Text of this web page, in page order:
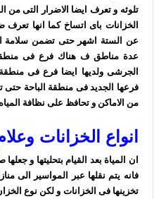
تلوثه و تعرف ايضا الاضرار التى من
الخزانات باى اتساخ كما انها
عن الستة اشهر حتى تضمن سلامة
عدة مناطق ف هناك فرع فى
الجرشى ولديها ايضا فرع فى
فرعها الجديد فى منطقة الباحة
من الاماكن و تحافظ على نظافة
انواع الخزانات
ان المياة بعد القيام بتحليتها و
فانه يتم نقلها عبر المواسير الى
تخزينها فى الخزانات و لكن نوع